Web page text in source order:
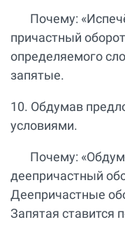
Почему:
причастный
определяемого
запятые.
10. Обдумав
условиями.
Почему:
деепричастный
Деепричастные
Запятая ставится